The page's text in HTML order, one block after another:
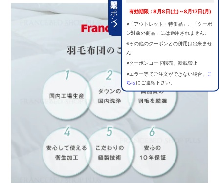
期間限定クーポン 有効期限：8月8日(土)～8月17日(月)
※「アウトレット・特価品」、「クーポ
ン対象外商品」には適用されません。
※その他のクーポンとの併用は出来ませ
ん
※クーポンコード転売、転載禁止
※エラー等でご注文ができない場合、
こ
ちらにご連絡下さい。